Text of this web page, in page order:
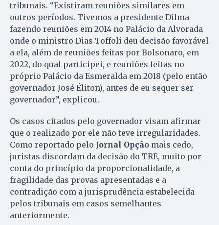
tribunais. “Existiram reuniões similares em
outros períodos. Tivemos a presidente Dilma
fazendo reuniões em 2014 no Palácio da Alvorada
onde o ministro Dias Toffoli deu decisão favorável
a ela, além de reuniões feitas por Bolsonaro, em
2022, do qual participei, e reuniões feitas no
próprio Palácio da Esmeralda em 2018 (pelo então
governador José Éliton), antes de eu sequer ser
governador”, explicou.
Os casos citados pelo governador visam afirmar
que o realizado por ele não teve irregularidades.
Como reportado pelo Jornal Opção mais cedo,
juristas discordam da decisão do TRE, muito por
conta do princípio da proporcionalidade, a
fragilidade das provas apresentadas e a
contradição com a jurisprudência estabelecida
pelos tribunais em casos semelhantes
anteriormente.